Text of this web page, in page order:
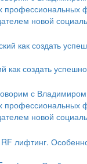
профессиональных
новой
как создать
с
профессиональных
новой